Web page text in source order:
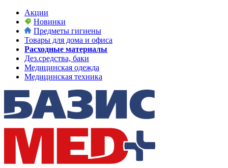
Акции
Новинки
Предметы гигиены
Товары для дома и офиса
Расходные материалы
Дез.средства, баки
Медицинская одежда
Медицинская техника